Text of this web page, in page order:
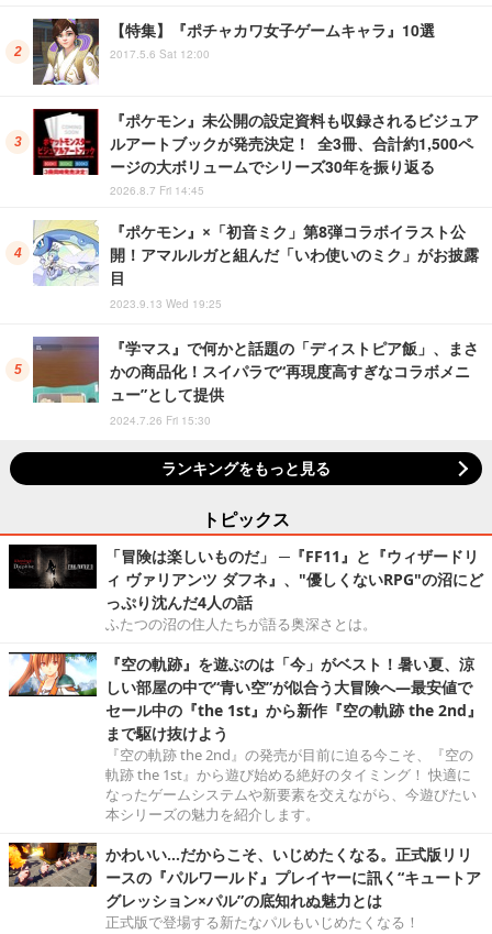
【特集】『ポチャカワ女子ゲームキャラ』10選
2017.5.6 Sat 12:00
『ポケモン』未公開の設定資料も収録されるビジュア
ルアートブックが発売決定！ 全3冊、合計約1,500ペ
ージの大ボリュームでシリーズ30年を振り返る
2026.8.7 Fri 14:45
『ポケモン』×「初音ミク」第8弾コラボイラスト公
開！アマルルガと組んだ「いわ使いのミク」がお披露
目
2023.9.13 Wed 19:25
『学マス』で何かと話題の「ディストピア飯」、まさ
かの商品化！スイパラで“再現度高すぎなコラボメニ
ュー”として提供
2024.7.26 Fri 15:30
ランキングをもっと見る
トピックス
「冒険は楽しいものだ」 ─『FF11』と『ウィザードリ
ィ ヴァリアンツ ダフネ』、"優しくないRPG"の沼にど
っぷり沈んだ4人の話
ふたつの沼の住人たちが語る奥深さとは。
『空の軌跡』を遊ぶのは「今」がベスト！暑い夏、涼
しい部屋の中で“青い空”が似合う大冒険へ―最安値で
セール中の『the 1st』から新作『空の軌跡 the 2nd』
まで駆け抜けよう
『空の軌跡 the 2nd』の発売が目前に迫る今こそ、『空の
軌跡 the 1st』から遊び始める絶好のタイミング！ 快適に
なったゲームシステムや新要素を交えながら、今遊びたい
本シリーズの魅力を紹介します。
かわいい…だからこそ、いじめたくなる。正式版リリ
ースの『パルワールド』プレイヤーに訊く“キュートア
グレッション×パル”の底知れぬ魅力とは
正式版で登場する新たなパルもいじめたくなる！